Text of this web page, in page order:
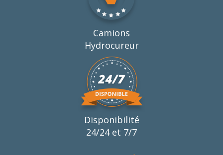
Camions
Hydrocureur
Disponibilité
24/24 et 7/7